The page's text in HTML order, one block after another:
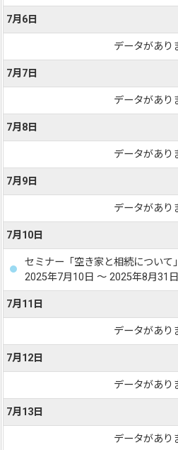
7月6日
データがあり
7月7日
データがあり
7月8日
データがあり
7月9日
データがあり
7月10日
セミナー「空き家と相続について
2025年7月10日 ～ 2025年8月31日
7月11日
データがあり
7月12日
データがあり
7月13日
データがあり